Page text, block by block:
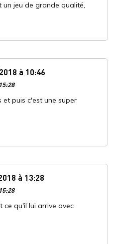
jeu de grande qualité,
à 10:46
et puis c'est une super
à 13:28
ce qu'il lui arrive avec